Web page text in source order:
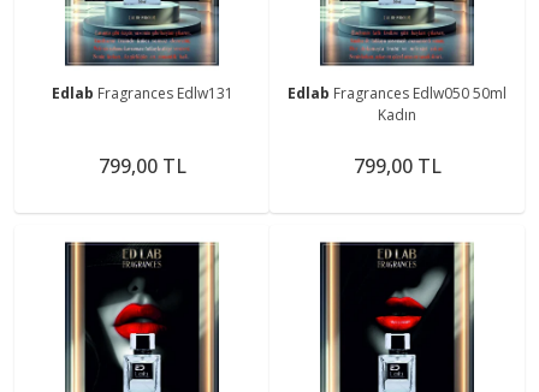
Edlab Fragrances Edlw131
799,00 TL
Edlab Fragrances Edlw050 50ml
Kadın
799,00 TL